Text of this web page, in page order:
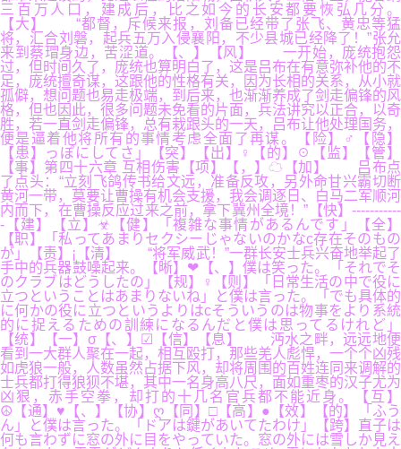
三百万人口，建成后，比之如今的长安都要恢弘几分。
【大】 “都督，斥候来报，刘备已经带了张飞、黄忠等猛
将，汇合刘磐，起兵五万入侵襄阳，不少县城已经降了！”张允
来到蔡瑁身边，苦涩道。【、】【风】 一开始，庞统抱怨
过，但时间久了，庞统也算明白了，这是吕布在有意弥补他的不
足，庞统擅奇谋，这跟他的性格有关，因为长相的关系，从小就
孤僻，想问题也易走极端，到后来，也渐渐养成了剑走偏锋的风
格，但也因此，很多问题未免看的片面，兵法讲究以正合，以奇
胜，若一直剑走偏锋，总有栽跟头的一天，吕布让他处理国务，
便是逼着他将所有的事情考虑全面了再谋。【险】♂【隐】
【患】っぽにしてさ」【突】【出】♀【的】☉【监】【管】
【事】第四十六章 互相伤害【项】【，】☁【加】 吕布点
了点头：“立刻飞鸽传书给文远，准备反攻，另外命甘兴霸切断
黄河一带，莫要让曹操有机会支援，我会调逐日、白马二军顺河
内而下，在曹操反应过来之前，拿下冀州全境！”【快】-----------
-【建】【立】☣【健】「複雑な事情があるんです」【全】
【职】「私ってあまりセクシーじゃないのかなc存在そのもの
が」【责】¡【清】 “将军威武！”一群长安士兵兴奋地举起了
手中的兵器鼓噪起来。【晰】❤【、】僕は笑った。「それでそ
のクラブはどうしたの」【规】♀【则】「日常生活の中で役に
立つということはあまりないね」と僕は言った。「でも具体的
に何かの役に立つというよりはcそういうのは物事をより系統
的に捉えるための訓練になるんだと僕は思ってるけれど」
【统】【一】σ【、】☑【信】【息】 沔水之畔，远远地便
看到一大群人聚在一起，相互殴打，那些羌人彪悍，一个个凶残
如虎狼一般，人数虽然占据下风，却将周围的百姓连同来调解的
士兵都打得狼狈不堪，其中一名身高八尺，面如重枣的汉子尤为
凶狠，赤手空拳，却打的十几名官兵都不能近身。【互】
☮【通】♥【、】【协】ღ【同】□【高】●【效】【的】「ふう
ん」と僕は言った。「ドアは鍵があいてたわけ」【跨】直子は
何も言わずに窓の外に目をやっていた。窓の外には雪しか見え